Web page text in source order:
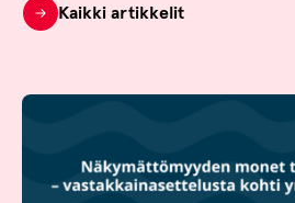
Kaikki artikkelit